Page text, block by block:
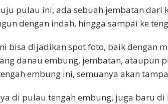
pulau ini, ada sebuah jembatan dari
dengan indah, hingga sampai ke
bisa dijadikan spot foto, baik dengan
danau embung, jembatan, ataupun
embung ini, semuanya akan
di pulau tengah embung, juga baru di